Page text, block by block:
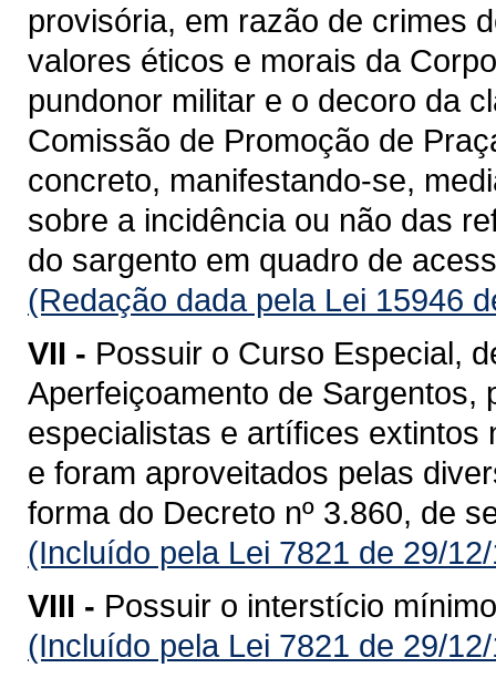
provisória, em razão de crimes
valores éticos e morais da
pundonor militar e o decoro da
Comissão de Promoção de
concreto, manifestando-se,
sobre a incidência ou não das
do sargento em quadro de
(Redação dada pela Lei 15946
VII - Possuir o Curso Especial,
Aperfeiçoamento de
especialistas e artífices extintos
e foram aproveitados pelas
forma do Decreto nº 3.860, de
(Incluído pela Lei 7821 de 29/
VIII - Possuir o interstício
(Incluído pela Lei 7821 de 29/